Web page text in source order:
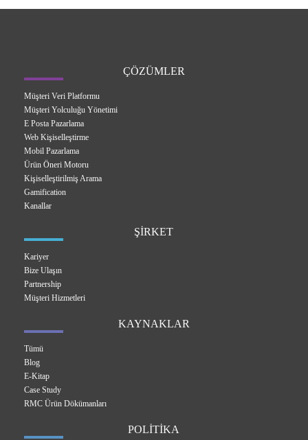
ÇÖZÜMLER
Müşteri Veri Platformu
Müşteri Yolculuğu Yönetimi
E Posta Pazarlama
Web Kişiselleştirme
Mobil Pazarlama
Ürün Öneri Motoru
Kişiselleştirilmiş Arama
Gamification
Kanallar
ŞİRKET
Kariyer
Bize Ulaşın
Partnership
Müşteri Hizmetleri
KAYNAKLAR
Tümü
Blog
E-Kitap
Case Study
RMC Ürün Dökümanları
POLİTİKA